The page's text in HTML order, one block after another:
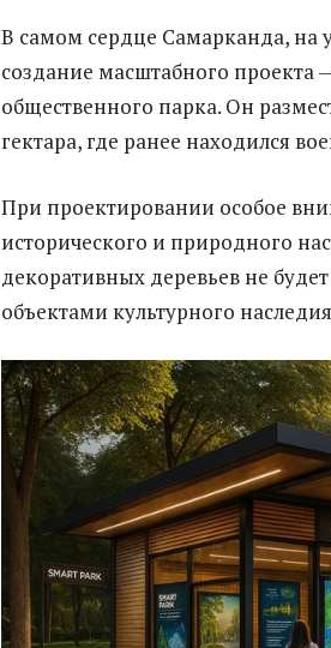
В самом сердце Самарканда, на
создание масштабного проекта
общественного парка. Он
гектара, где ранее находился
При проектировании особое
исторического и природного
декоративных деревьев не
объектами культурного